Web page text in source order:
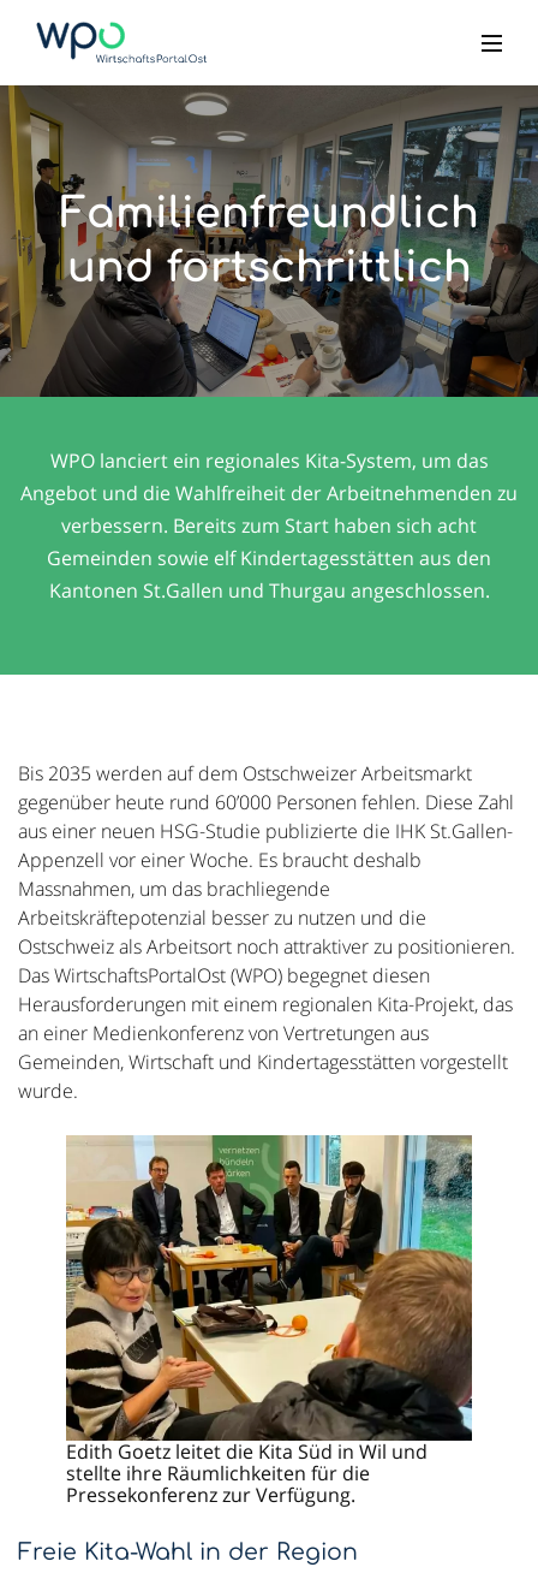
Familienfreundlich
und fortschrittlich
WPO lanciert ein regionales Kita-System, um das
Angebot und die Wahlfreiheit der Arbeitnehmenden zu
verbessern. Bereits zum Start haben sich acht
Gemeinden sowie elf Kindertagesstätten aus den
Kantonen St.Gallen und Thurgau angeschlossen.
Bis 2035 werden auf dem Ostschweizer Arbeitsmarkt
gegenüber heute rund 60’000 Personen fehlen. Diese Zahl
aus einer neuen HSG-Studie publizierte die IHK St.Gallen-
Appenzell vor einer Woche. Es braucht deshalb
Massnahmen, um das brachliegende
Arbeitskräftepotenzial besser zu nutzen und die
Ostschweiz als Arbeitsort noch attraktiver zu positionieren.
Das WirtschaftsPortalOst (WPO) begegnet diesen
Herausforderungen mit einem regionalen Kita-Projekt, das
an einer Medienkonferenz von Vertretungen aus
Gemeinden, Wirtschaft und Kindertagesstätten vorgestellt
wurde.
Edith Goetz leitet die Kita Süd in Wil und
stellte ihre Räumlichkeiten für die
Pressekonferenz zur Verfügung.
Freie Kita-Wahl in der Region